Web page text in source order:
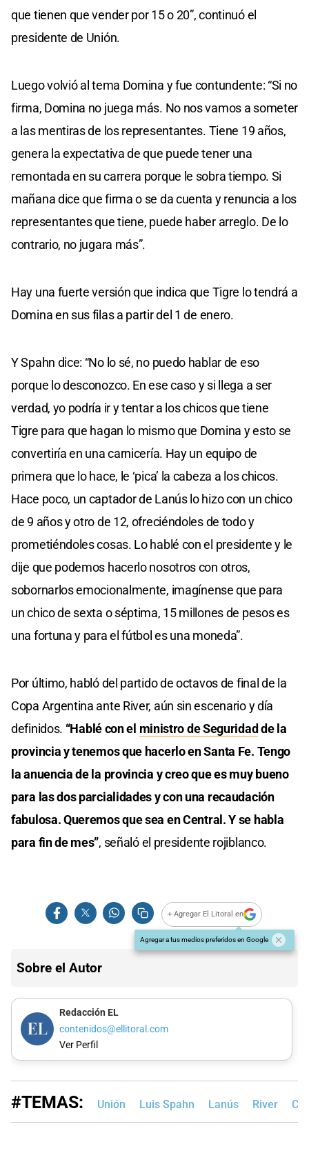
que tienen que vender por 15 o 20”, continuó el
presidente de Unión.
Luego volvió al tema Domina y fue contundente: “Si no
firma, Domina no juega más. No nos vamos a someter
a las mentiras de los representantes. Tiene 19 años,
genera la expectativa de que puede tener una
remontada en su carrera porque le sobra tiempo. Si
mañana dice que firma o se da cuenta y renuncia a los
representantes que tiene, puede haber arreglo. De lo
contrario, no jugara más”.
Hay una fuerte versión que indica que Tigre lo tendrá a
Domina en sus filas a partir del 1 de enero.
Y Spahn dice: “No lo sé, no puedo hablar de eso
porque lo desconozco. En ese caso y si llega a ser
verdad, yo podría ir y tentar a los chicos que tiene
Tigre para que hagan lo mismo que Domina y esto se
convertiría en una carnicería. Hay un equipo de
primera que lo hace, le ‘pica’ la cabeza a los chicos.
Hace poco, un captador de Lanús lo hizo con un chico
de 9 años y otro de 12, ofreciéndoles de todo y
prometiéndoles cosas. Lo hablé con el presidente y le
dije que podemos hacerlo nosotros con otros,
sobornarlos emocionalmente, imagínense que para
un chico de sexta o séptima, 15 millones de pesos es
una fortuna y para el fútbol es una moneda”.
Por último, habló del partido de octavos de final de la
Copa Argentina ante River, aún sin escenario y día
definidos. “Hablé con el ministro de Seguridadde la
provincia y tenemos que hacerlo en Santa Fe. Tengo
la anuencia de la provincia y creo que es muy bueno
para las dos parcialidades y con una recaudación
fabulosa. Queremos que sea en Central. Y se habla
para fin de mes”, señaló el presidente rojiblanco.
+ Agregar El Litoral en
Agregar a tus medios preferidos en Google
Sobre el Autor
Redacción EL
contenidos@ellitoral.com
Ver Perfil
#TEMAS: Unión Luis Spahn Lanús River